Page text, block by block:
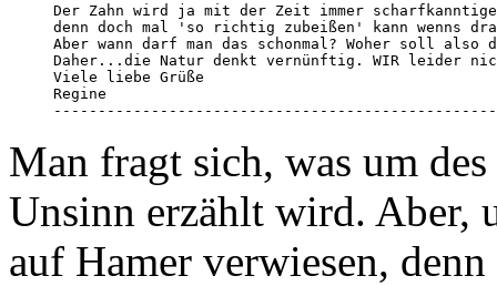
Der Zahn wird ja mit der Zeit immer
denn doch mal 'so richtig zubeißen' kann wenns
Aber wann darf man das schonmal? Woher soll also
Daher...die Natur denkt vernünftig. WIR leider
Viele liebe Grüße
Regine
Man fragt sich, was um
Unsinn erzählt wird. Aber,
auf Hamer verwiesen,